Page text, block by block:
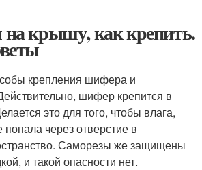
крышу, как крепить.
крепления шифера и
шифер крепится в
это для того, чтобы влага,
попала через отверстие в
Саморезы же защищены
и такой опасности нет.